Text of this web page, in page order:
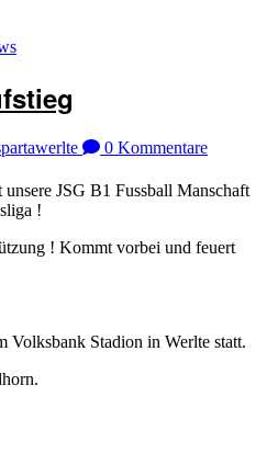
0 Kommentare
JSG B1 Fussball Manschaft
!
! Kommt vorbei und feuert
Volksbank Stadion in Werlte statt.